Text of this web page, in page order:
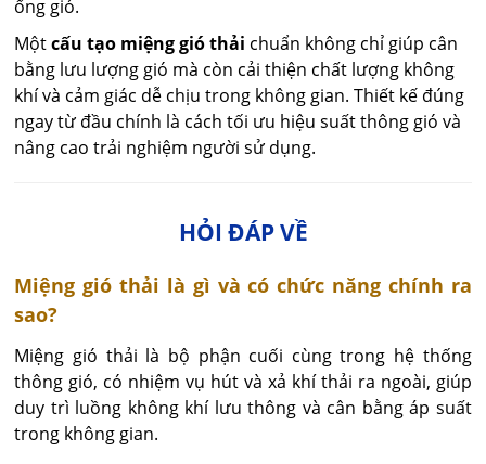
ống gió.
Mộtcấu tạo miệng gió thải chuẩn không chỉ giúp cân
bằng lưu lượng gió mà còn cải thiện chất lượng không
khí và cảm giác dễ chịu trong không gian. Thiết kế đúng
ngay từ đầu chính là cách tối ưu hiệu suất thông gió và
nâng cao trải nghiệm người sử dụng.
HỎI ĐÁP VỀ
Miệng gió thải là gì và có chức năng chính ra
sao?
Miệng gió thải là bộ phận cuối cùng trong hệ thống
thông gió, có nhiệm vụ hút và xả khí thải ra ngoài, giúp
duy trì luồng không khí lưu thông và cân bằng áp suất
trong không gian.